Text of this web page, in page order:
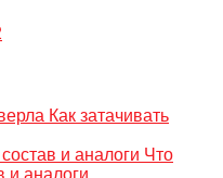
Как затачивать
Что
и аналоги